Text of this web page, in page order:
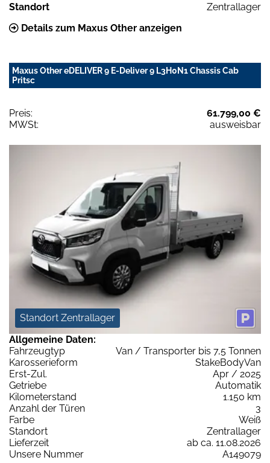
Standort
Zentrallager
Details zum Maxus Other anzeigen
Maxus Other eDELIVER 9 E-Deliver 9 L3H0N1 Chassis Cab
Pritsc
Preis:
61.799,00 €
MWSt:
ausweisbar
Standort Zentrallager
Allgemeine Daten:
Fahrzeugtyp
Van / Transporter bis 7,5 Tonnen
Karosserieform
StakeBodyVan
Erst-Zul.
Apr / 2025
Getriebe
Automatik
Kilometerstand
1.150 km
Anzahl der Türen
3
Farbe
Weiß
Standort
Zentrallager
Lieferzeit
ab ca. 11.08.2026
Unsere Nummer
A149079